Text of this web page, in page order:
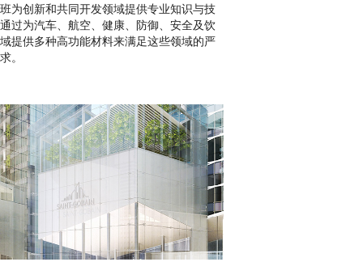
为创新和共同开发领域提供专业知识与技
过为汽车、航空、健康、防御、安全及饮
提供多种高功能材料来满足这些领域的严
。